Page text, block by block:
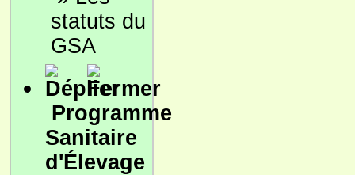
statuts du
GSA
Programme
Sanitaire
d'Élevage